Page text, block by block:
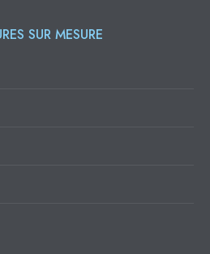
SUR MESURE